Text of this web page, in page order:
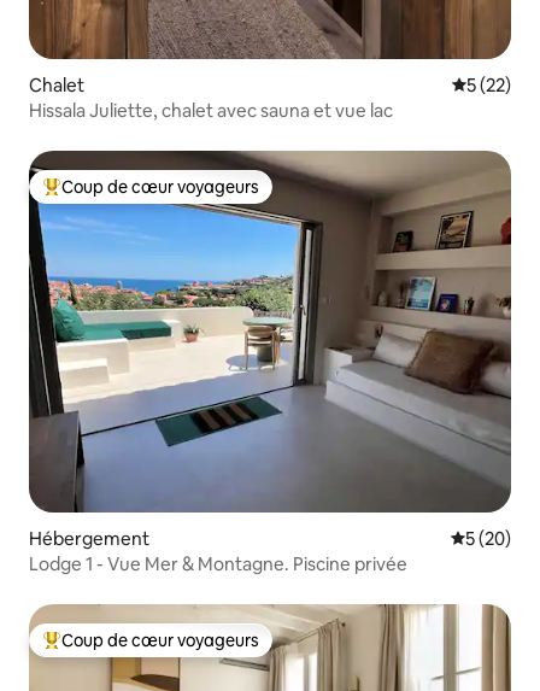
Chalet
5 (22)
Hissala Juliette, chalet avec sauna et vue lac
Coups de cœur voyageurs les plus appréciés
Coup de cœur voyageurs
Hébergement
5 (20)
Lodge 1 - Vue Mer & Montagne. Piscine privée
Coups de cœur voyageurs les plus appréciés
Coup de cœur voyageurs